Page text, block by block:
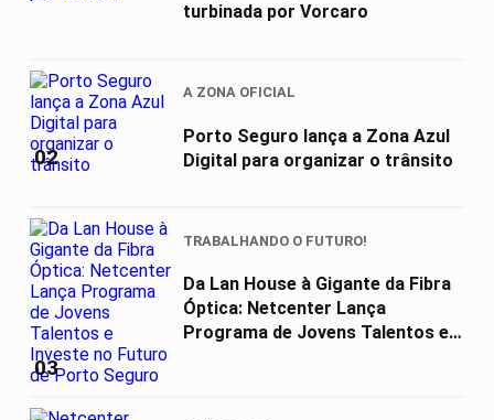
turbinada por Vorcaro
02
A ZONA OFICIAL
Porto Seguro lança a Zona Azul
Digital para organizar o trânsito
03
TRABALHANDO O FUTURO!
Da Lan House à Gigante da Fibra
Óptica: Netcenter Lança
Programa de Jovens Talentos e